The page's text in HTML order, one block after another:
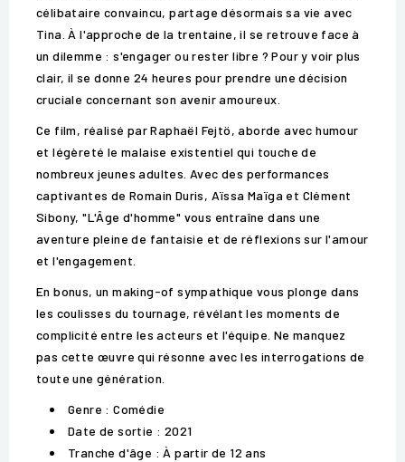
célibataire convaincu, partage désormais sa vie avec
Tina. À l'approche de la trentaine, il se retrouve face à
un dilemme : s'engager ou rester libre ? Pour y voir plus
clair, il se donne 24 heures pour prendre une décision
cruciale concernant son avenir amoureux.
Ce film, réalisé par Raphaël Fejtö, aborde avec humour
et légèreté le malaise existentiel qui touche de
nombreux jeunes adultes. Avec des performances
captivantes de Romain Duris, Aïssa Maïga et Clément
Sibony, "L'Âge d'homme" vous entraîne dans une
aventure pleine de fantaisie et de réflexions sur l'amour
et l'engagement.
En bonus, un making-of sympathique vous plonge dans
les coulisses du tournage, révélant les moments de
complicité entre les acteurs et l'équipe. Ne manquez
pas cette œuvre qui résonne avec les interrogations de
toute une génération.
Genre : Comédie
Date de sortie : 2021
Tranche d'âge : À partir de 12 ans